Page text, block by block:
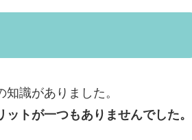
識がありました。
トが一つもありませんでした。